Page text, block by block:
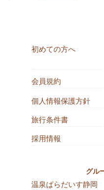
初めての方へ
会員規約
個人情報保護方針
旅行条件書
採用情報
グル
温泉ぱらだいす静岡